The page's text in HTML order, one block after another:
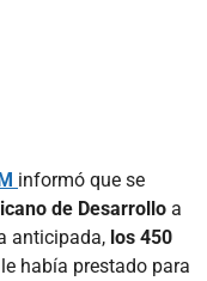
informó que se
de Desarrollo a
anticipada, los 450
había prestado para